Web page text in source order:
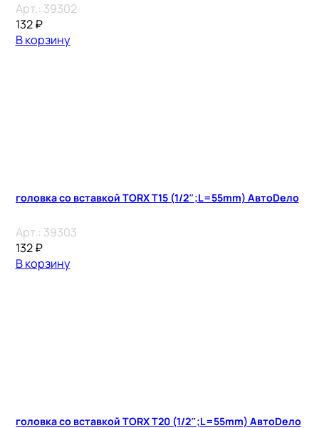
Арт.: 39302
132₽
В корзину
головка со вставкой TORX T15 (1/2″;L=55mm) АвтоDело
Арт.: 39303
132₽
В корзину
головка со вставкой TORX T20 (1/2″;L=55mm) АвтоDело